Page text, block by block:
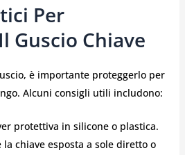
Per
Guscio Chiave
è importante proteggerlo per
Alcuni consigli utili includono:
protettiva in silicone o plastica.
la chiave esposta a sole diretto o